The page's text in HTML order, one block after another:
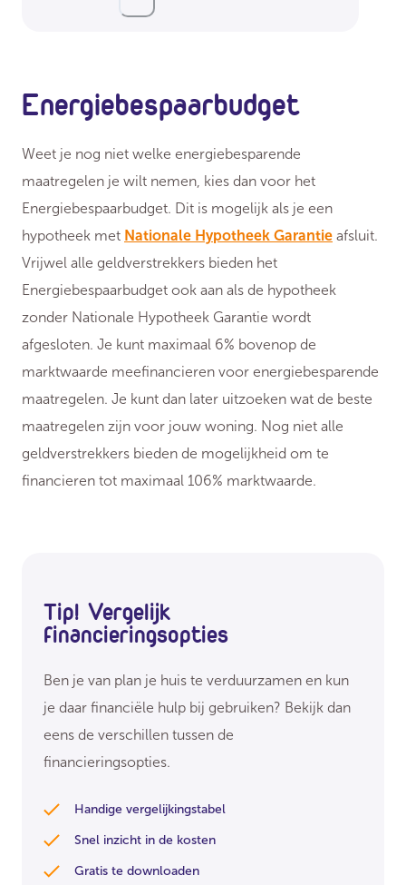
Energiebespaarbudget
Weet je nog niet welke energiebesparende
maatregelen je wilt nemen, kies dan voor het
Energiebespaarbudget. Dit is mogelijk als je een
hypotheek met Nationale Hypotheek Garantie afsluit.
Vrijwel alle geldverstrekkers bieden het
Energiebespaarbudget ook aan als de hypotheek
zonder Nationale Hypotheek Garantie wordt
afgesloten. Je kunt maximaal 6% bovenop de
marktwaarde meefinancieren voor energiebesparende
maatregelen. Je kunt dan later uitzoeken wat de beste
maatregelen zijn voor jouw woning. Nog niet alle
geldverstrekkers bieden de mogelijkheid om te
financieren tot maximaal 106% marktwaarde.
Tip! Vergelijk
financieringsopties
Ben je van plan je huis te verduurzamen en kun
je daar financiële hulp bij gebruiken? Bekijk dan
eens de verschillen tussen de
financieringsopties.
Handige vergelijkingstabel
Snel inzicht in de kosten
Gratis te downloaden